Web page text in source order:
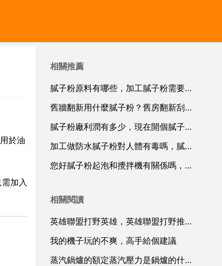
於油
加入
相關推薦
膩子粉原料有哪些，加工膩子粉需要幾種原材料
舊牆翻新用什麼膩子粉？舊房翻新刮膩子粉有什麼方法？
膩子粉廠利潤有多少，現在開個膩子粉廠好幹嗎 利潤多少？
加工做防水膩子粉對人體有毒嗎，膩子粉對人體是否有危害？
您好膩子粉起泡和攪拌機有關係嗎，膩子粉房頂起泡是什麼原因，有什麼方法可以避免
相關閱讀
英雄聯盟打野英雄，英雄聯盟打野推薦英雄？？
我的機子玩的不爽，高手給個建議
蒸汽鍋爐的額定蒸汽壓力是鍋爐的什麼壓力